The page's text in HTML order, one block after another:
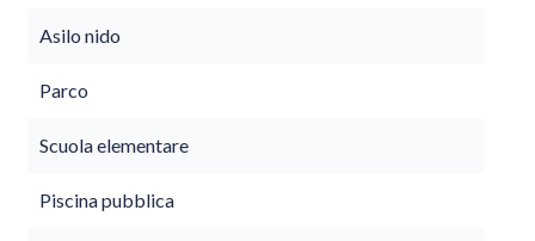
Asilo nido
Parco
Scuola elementare
Piscina pubblica